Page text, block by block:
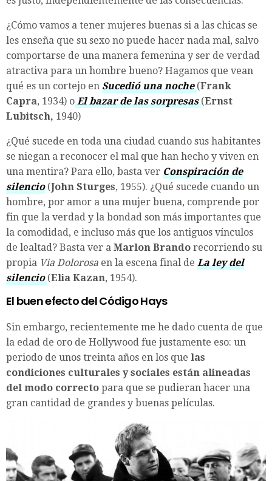
¿Cómo vamos a tener mujeres buenas si a las chicas se
les enseña que su sexo no puede hacer nada mal, salvo
comportarse de una manera femenina y ser de verdad
atractiva para un hombre bueno? Hagamos que vean
qué es un cortejo en Sucedió una noche (Frank
Capra, 1934) o El bazar de las sorpresas (Ernst
Lubitsch, 1940)
¿Qué sucede en toda una ciudad cuando sus habitantes
se niegan a reconocer el mal que han hecho y viven en
una mentira? Para ello, basta ver Conspiración de
silencio(John Sturges, 1955). ¿Qué sucede cuando un
hombre, por amor a una mujer buena, comprende por
fin que la verdad y la bondad son más importantes que
la comodidad, e incluso más que los antiguos vínculos
de lealtad? Basta ver a Marlon Brando recorriendo su
propia Via Dolorosa en la escena final de La ley del
silencio (Elia Kazan, 1954).
El buen efecto del Código Hays
Sin embargo, recientemente me he dado cuenta de que
la edad de oro de Hollywood fue justamente eso: un
periodo de unos treinta años en los que las
condiciones culturales y sociales están alineadas
del modo correcto para que se pudieran hacer una
gran cantidad de grandes y buenas películas.